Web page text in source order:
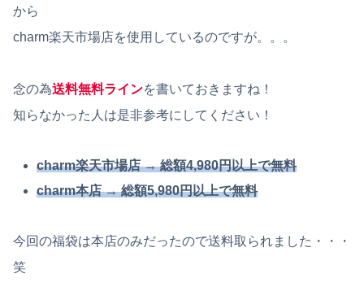
から
charm楽天市場店を使用しているのですが。。。
念の為送料無料ラインを書いておきますね！
知らなかった人は是非参考にしてください！
charm楽天市場店 → 総額4,980円以上で無料
charm本店 → 総額5,980円以上で無料
今回の福袋は本店のみだったので送料取られました・・・
笑